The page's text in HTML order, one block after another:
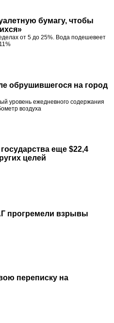
бумагу, чтобы
от 5 до 25%. Вода подешевеет
обрушившегося на город
уровень ежедневного содержания
воздуха
еще $22,4
целей
прогремели взрывы
переписку на